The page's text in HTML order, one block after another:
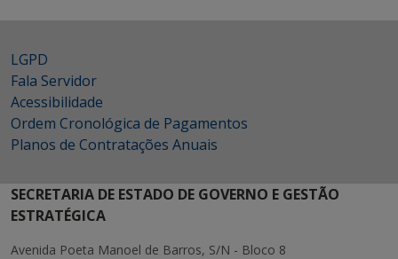
LGPD
Fala Servidor
Acessibilidade
Ordem Cronológica de Pagamentos
Planos de Contratações Anuais
SECRETARIA DE ESTADO DE GOVERNO E GESTÃO
ESTRATÉGICA
Avenida Poeta Manoel de Barros, S/N - Bloco 8